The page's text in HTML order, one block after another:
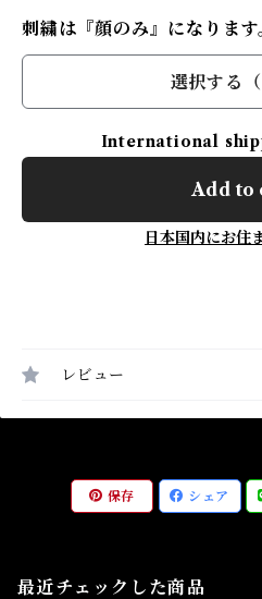
刺繍は『顔のみ』になります
選択する（
International
Add to
日本国内にお住
レビュー
保存 シェア
最近チェックした商品